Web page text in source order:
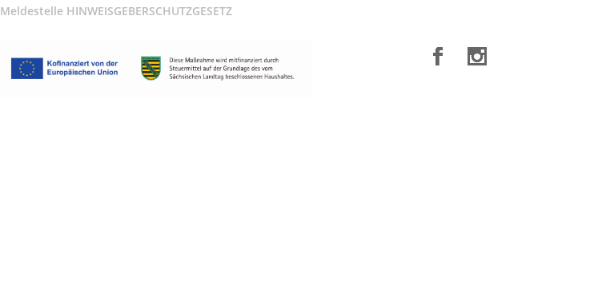
Meldestelle HINWEISGEBERSCHUTZGESETZ